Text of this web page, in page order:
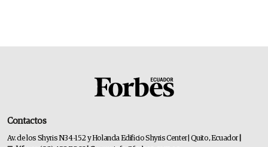
Contactos
Av. de los Shyris N34-152 y Holanda Edificio Shyris Center | Quito, Ecuador